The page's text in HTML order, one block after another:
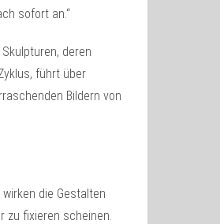
sofort an.“
deren
führt über
Bildern von
die Gestalten
zu fixieren scheinen.